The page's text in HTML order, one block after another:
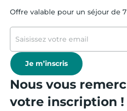
Offre valable pour un séjour de
Je m’inscris
Nous vous
votre inscription !